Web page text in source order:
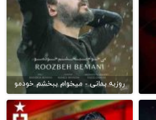
روزبه بمانی - میخوام ببخشم خودمو